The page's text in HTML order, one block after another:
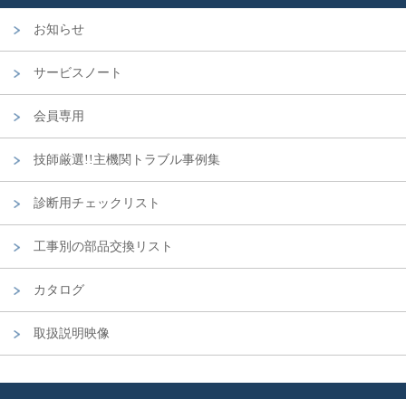
お知らせ
サービスノート
会員専用
技師厳選!!主機関トラブル事例集
診断用チェックリスト
工事別の部品交換リスト
カタログ
取扱説明映像